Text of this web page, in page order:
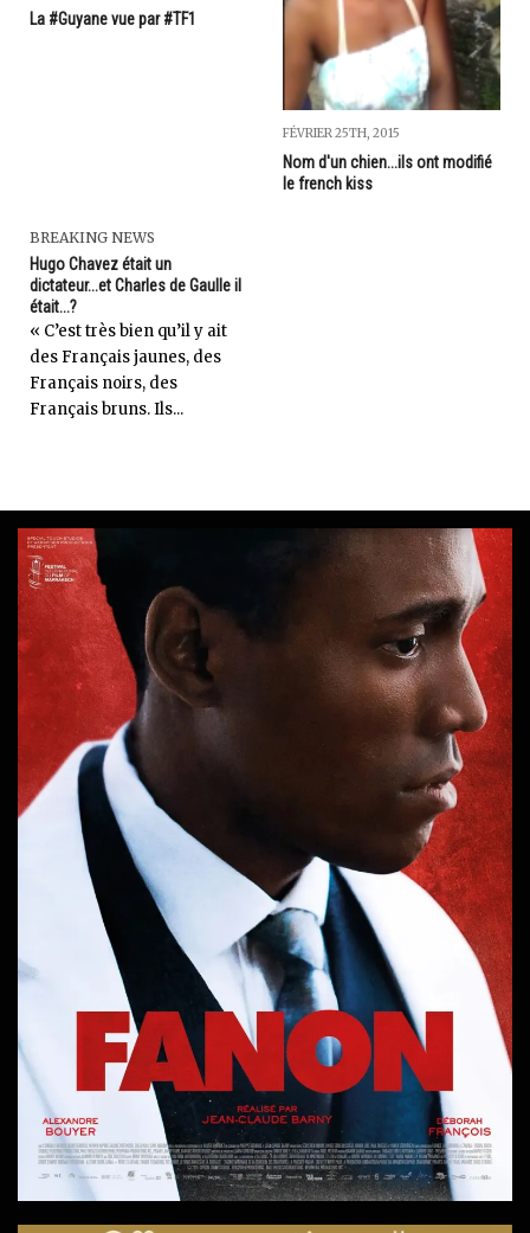
La #Guyane vue par #TF1
FÉVRIER 25TH, 2015
Nom d'un chien...ils ont modifié
le french kiss
BREAKING NEWS
Hugo Chavez était un
dictateur...et Charles de Gaulle il
était...?
« C’est très bien qu’il y ait
des Français jaunes, des
Français noirs, des
Français bruns. Ils...